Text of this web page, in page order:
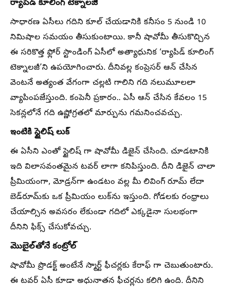
ర్యాపిడ్ కూలింగ్ టెక్నాలజీ
సాధారణ ఏసీలు గదిని కూల్ చేయడానికి కనీసం 5 నుండి 10
నిమిషాల సమయం తీసుకుంటాయి. కానీ షావోమీ తీసుకొచ్చిన
ఈ సరికొత్త ఫ్లోర్ స్టాండింగ్ ఏసీలో అత్యాధునిక ‘ర్యాపిడ్ కూలింగ్
టెక్నాలజీ’ని ఉపయోగించారు. దీనివల్ల కంప్రెసర్ ఆన్ చేసిన
వెంటనే అత్యంత వేగంగా చల్లటి గాలిని గది నలుమూలలా
వ్యాపింపజేస్తుంది. కంపెనీ ప్రకారం.. ఏసీ ఆన్ చేసిన కేవలం 15
సెకన్లలోనే గది ఉష్ణోగ్రతలో మార్పును గమనించవచ్చు.
ఇంటికి స్టైలిష్ లుక్
ఈ ఏసీని ఎంతో స్టైలిష్ గా షావోమీ డిజైన్ చేసింది. చూడటానికి
ఇది విలాసవంతమైన టవర్ లాగా కనిపిస్తుంది. దీని డిజైన్ చాలా
ప్రీమియంగా, మోడ్రన్‌గా ఉండటం వల్ల మీ లివింగ్ రూమ్‌ లేదా
బెడ్‌రూమ్‌కు ఒక ప్రీమియం లుక్‌ను ఇస్తుంది. గోడలకు రంధ్రాలు
చేయాల్సిన అవసరం లేకుండా గదిలో ఎక్కడైనా సులభంగా
దీనిని ఫిక్స్ చేసుకోవచ్చు.
మొబైల్‌తోనే కంట్రోల్
షావోమీ ప్రొడక్ట్ అంటేనే స్మార్ట్ ఫీచర్లకు కేరాఫ్ గా చెబుతుంటారు.
ఈ టవర్ ఏసీ కూడా అధునాతన ఫీచర్లను కలిగి ఉంది. దీనిని